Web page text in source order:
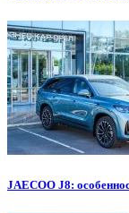
JAECOO J8: